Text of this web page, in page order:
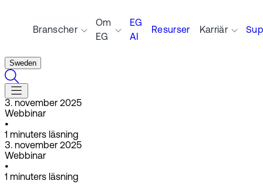
Branscher
Om
EG
EG
AI
Resurser Karriär
Sweden
3. november 2025
Webbinar
•
1 minuters läsning
3. november 2025
Webbinar
•
1 minuters läsning